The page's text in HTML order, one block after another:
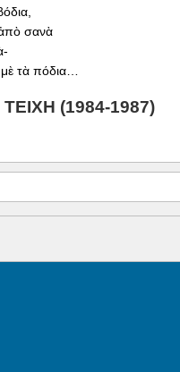
ἀπὸ σανὰ
τὰ πόδια…
(1984-1987)